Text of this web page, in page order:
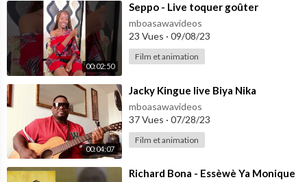
00:02:50
⁣Seppo - Live toquer goûter
mboasawavideos
23 Vues · 09/08/23
Film et animation
00:04:07
⁣Jacky Kingue live Biya Nika
mboasawavideos
37 Vues · 07/28/23
Film et animation
⁣Richard Bona - Essèwè Ya Monique